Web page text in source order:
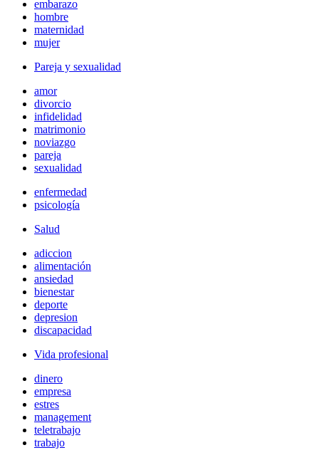
embarazo
hombre
maternidad
mujer
Pareja y sexualidad
amor
divorcio
infidelidad
matrimonio
noviazgo
pareja
sexualidad
enfermedad
psicología
Salud
adiccion
alimentación
ansiedad
bienestar
deporte
depresion
discapacidad
Vida profesional
dinero
empresa
estres
management
teletrabajo
trabajo